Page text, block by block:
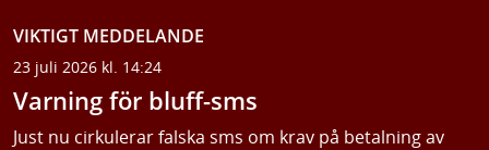
VIKTIGT MEDDELANDE
23 juli 2026 kl. 14:24
Varning för bluff-sms
Just nu cirkulerar falska sms om krav på betalning av